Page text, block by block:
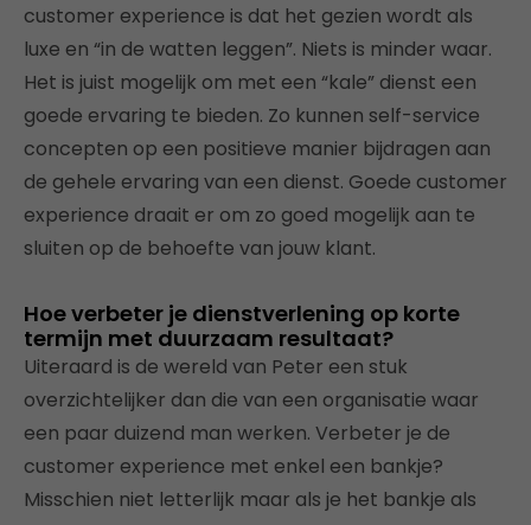
customer experience is dat het gezien wordt als
luxe en “in de watten leggen”. Niets is minder waar.
Het is juist mogelijk om met een “kale” dienst een
goede ervaring te bieden. Zo kunnen self-service
concepten op een positieve manier bijdragen aan
de gehele ervaring van een dienst. Goede customer
experience draait er om zo goed mogelijk aan te
sluiten op de behoefte van jouw klant.
Hoe verbeter je dienstverlening op korte
termijn met duurzaam resultaat?
Uiteraard is de wereld van Peter een stuk
overzichtelijker dan die van een organisatie waar
een paar duizend man werken. Verbeter je de
customer experience met enkel een bankje?
Misschien niet letterlijk maar als je het bankje als